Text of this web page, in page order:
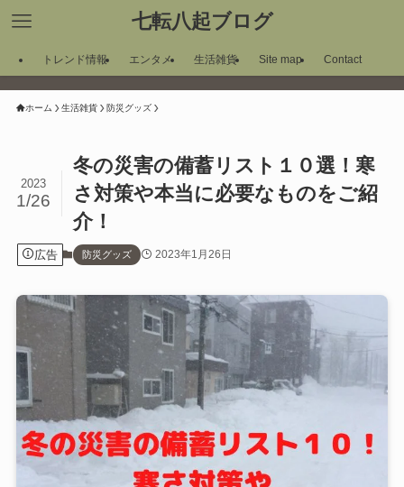
七転八起ブログ
トレンド情報 エンタメ 生活雑貨 Site map Contact
ホーム 生活雑貨 防災グッズ
冬の災害の備蓄リスト１０選！寒
さ対策や本当に必要なものをご紹
介！
2023
1/26
広告 防災グッズ 2023年1月26日